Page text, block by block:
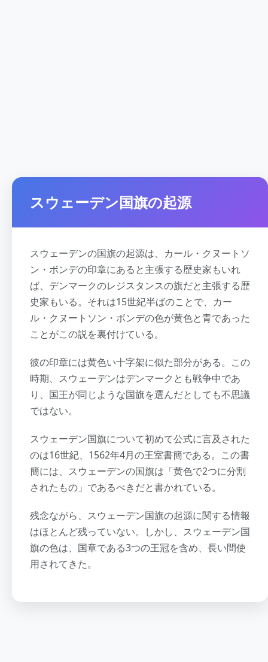
スウェーデン国旗の起源
スウェーデンの国旗の起源は、カール・クヌートソ
ン・ボンデの印章にあると主張する歴史家もいれ
ば、デンマークのレジスタンスの旗だと主張する歴
史家もいる。それは15世紀半ばのことで、カー
ル・クヌートソン・ボンデの色が黄色と青であった
ことがこの説を裏付けている。
彼の印章には黄色い十字架に似た部分がある。この
時期、スウェーデンはデンマークとも戦争中であ
り、国王が同じような国旗を選んだとしても不思議
ではない。
スウェーデン国旗について初めて公式に言及された
のは16世紀、1562年4月の王室書簡である。この書
簡には、スウェーデンの国旗は「黄色で2つに分割
されたもの」であるべきだと書かれている。
残念ながら、スウェーデン国旗の起源に関する情報
はほとんど残っていない。しかし、スウェーデン国
旗の色は、国章である3つの王冠を含め、長い間使
用されてきた。